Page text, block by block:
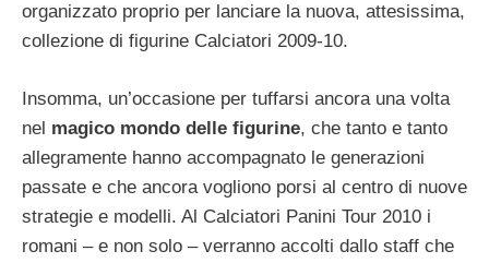
organizzato proprio per lanciare la nuova, attesissima,
collezione di figurine Calciatori 2009-10.
Insomma, un’occasione per tuffarsi ancora una volta
nel magico mondo delle figurine, che tanto e tanto
allegramente hanno accompagnato le generazioni
passate e che ancora vogliono porsi al centro di nuove
strategie e modelli. Al Calciatori Panini Tour 2010 i
romani – e non solo – verranno accolti dallo staff che